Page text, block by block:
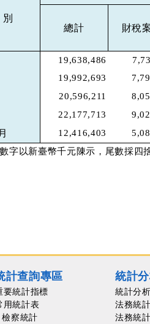
總計 財稅
19,638,486
19,992,693
20,596,211
22,177,713
12,416,403
字以新臺幣千元陳示，尾數採四
計查詢專區
要統計指標
用統計表
檢察統計
統計
統計分析
法務統
法務統